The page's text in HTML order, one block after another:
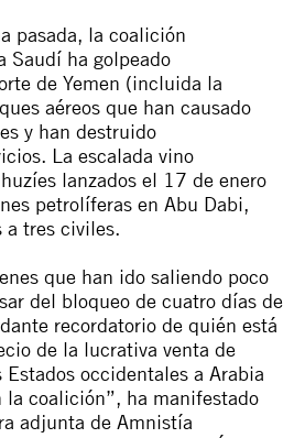
pasada, la coalición
Saudí ha golpeado
de Yemen (incluida la
aéreos que han causado
y han destruido
La escalada vino
lanzados el 17 de enero
petrolíferas en Abu Dabi,
a tres civiles.
que han ido saliendo poco
del bloqueo de cuatro días de
recordatorio de quién está
de la lucrativa venta de
occidentales a Arabia
la coalición”, ha manifestado
adjunta de Amnistía